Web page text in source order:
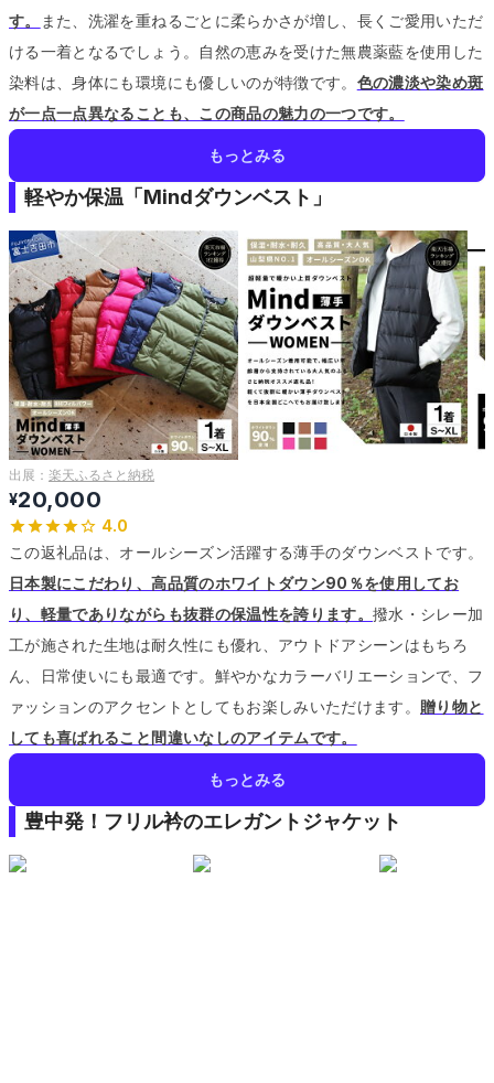
す。
また、洗濯を重ねるごとに柔らかさが増し、長くご愛用いただ
ける一着となるでしょう。
自然の恵みを受けた無農薬藍を使用した
染料は、身体にも環境にも優しいのが特徴です。 色の濃淡や染め斑
が一点一点異なることも、この商品の魅力の一つです。
もっとみる
軽やか保温「Mindダウンベスト」
出展： 楽天ふるさと納税
¥20,000
4.0
この返礼品は、オールシーズン活躍する薄手のダウンベストです。
日本製にこだわり、高品質のホワイトダウン90％を使用してお
り、軽量でありながらも抜群の保温性を誇ります。撥水・シレー加
工が施された生地は耐久性にも優れ、アウトドアシーンはもちろ
ん、日常使いにも最適です。 鮮やかなカラーバリエーションで、フ
ァッションのアクセントとしてもお楽しみいただけます。 贈り物と
しても喜ばれること間違いなしのアイテムです。
もっとみる
豊中発！フリル衿のエレガントジャケット